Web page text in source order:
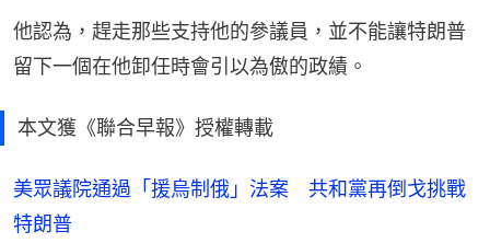
他認為，趕走那些支持他的參議員，並不能讓特朗普
留下一個在他卸任時會引以為傲的政績。
本文獲《聯合早報》授權轉載
美眾議院通過「援烏制俄」法案 共和黨再倒戈挑戰
特朗普